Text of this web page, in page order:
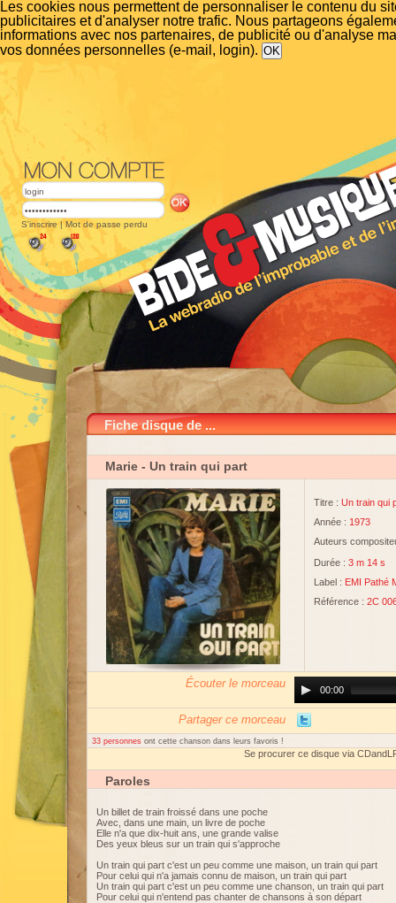
Les cookies nous permettent de personnaliser le contenu du
publicitaires et d'analyser notre trafic. Nous partageons
informations avec nos partenaires, de publicité ou d'analyse
vos données personnelles (e-mail, login).
S'inscrire | Mot de passe perdu
Fiche disque de ...
Marie - Un train qui part
Titre : Un train qui
Année : 1973
Auteurs
Durée : 3 m 14 s
Label : EMI Pathé
Référence : 2C
Écouter le morceau
Player00:00
Partager ce morceau
33 personnes ont cette chanson dans leurs favoris !
Se procurer ce disque via
Paroles
Un billet de train froissé dans une poche
Avec, dans une main, un livre de poche
Elle n'a que dix-huit ans, une grande valise
Des yeux bleus sur un train qui s'approche
Un train qui part c'est un peu comme une maison, un train qui part
Pour celui qui n'a jamais connu de maison, un train qui part
Un train qui part c'est un peu comme une chanson, un train qui part
Pour celui qui n'entend pas chanter de chansons à son départ